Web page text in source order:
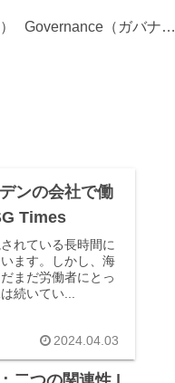
Governance（ガバナンス）
ンの会社で働
Times
れている長時間に
ます。しかし、海
まだ労働者にとっ
続いてい...
2024.04.03